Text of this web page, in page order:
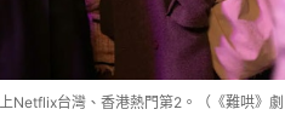
Netflix台灣、香港熱門第2。（《難哄》劇